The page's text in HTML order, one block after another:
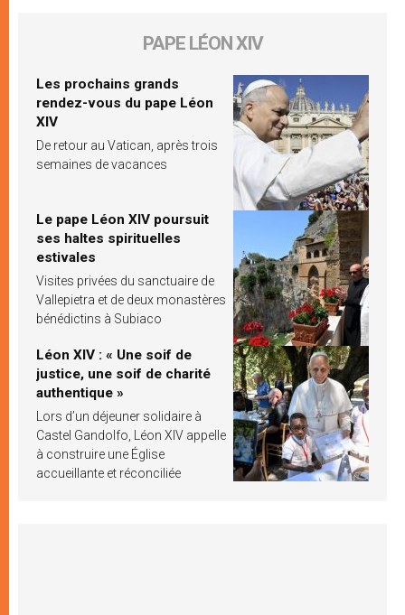
PAPE LÉON XIV
Les prochains grands
rendez-vous du pape Léon
XIV
De retour au Vatican, après trois
semaines de vacances
Le pape Léon XIV poursuit
ses haltes spirituelles
estivales
Visites privées du sanctuaire de
Vallepietra et de deux monastères
bénédictins à Subiaco
Léon XIV : « Une soif de
justice, une soif de charité
authentique »
Lors d’un déjeuner solidaire à
Castel Gandolfo, Léon XIV appelle
à construire une Église
accueillante et réconciliée